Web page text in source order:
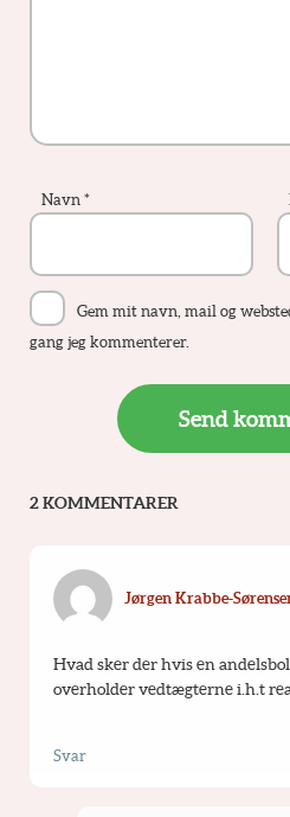
Navn *
Gem mit navn, mail og
gang jeg kommenterer.
2 KOMMENTARER
Jørgen Krabbe-
Hvad sker der hvis en
overholder vedtægterne i.h.t
Svar